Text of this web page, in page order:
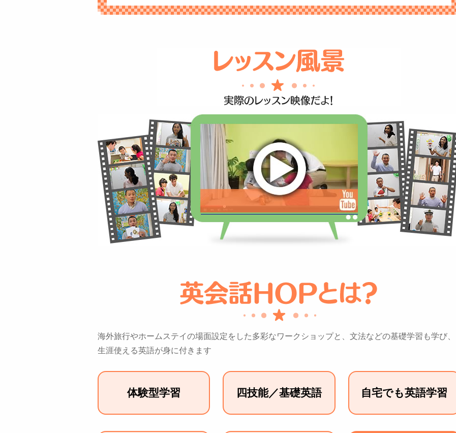
海外旅行やホームステイの場面設定をした多彩なワークショップと、文法などの基礎学習も学び、
生涯使える英語が身に付きます
体験型学習 四技能／基礎英語 自宅でも英語学習